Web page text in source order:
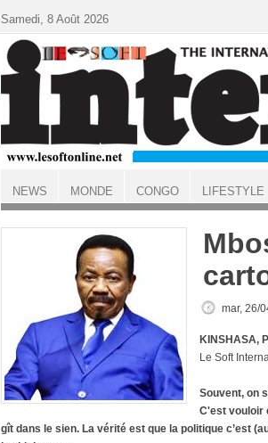
ACCUEIL
mar, 26/
KINSHASA,
Le Soft
Souvent, on
C'est vouloir
gît dans le sien. La vérité est que la politique c’est
Samedi, 8 Août 2026
NEWS MONDE CONGO LIFESTYLE